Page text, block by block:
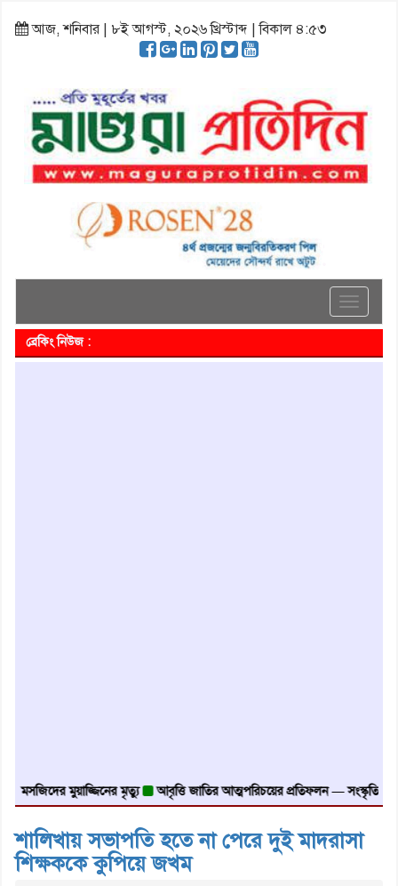
আজ, শনিবার | ৮ই আগস্ট, ২০২৬ খ্রিস্টাব্দ | বিকাল ৪:৫৩
Toggle
ব্রেকিং নিউজ :
মুয়াজ্জিনের মৃত্যু আবৃত্তি জাতির আত্মপরিচয়ের প্রতিফলন — সংস্কৃতি মন্ত্রী
শালিখায় সভাপতি হতে না পেরে দুই মাদরাসা
শিক্ষককে কুপিয়ে জখম